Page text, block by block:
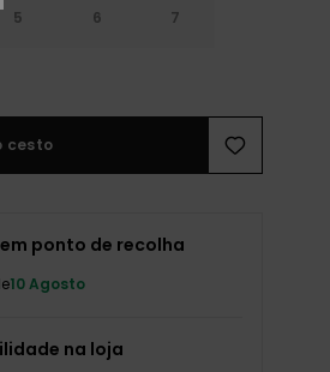
5 6 7
cesto
ponto de recolha
10 Agosto
na loja